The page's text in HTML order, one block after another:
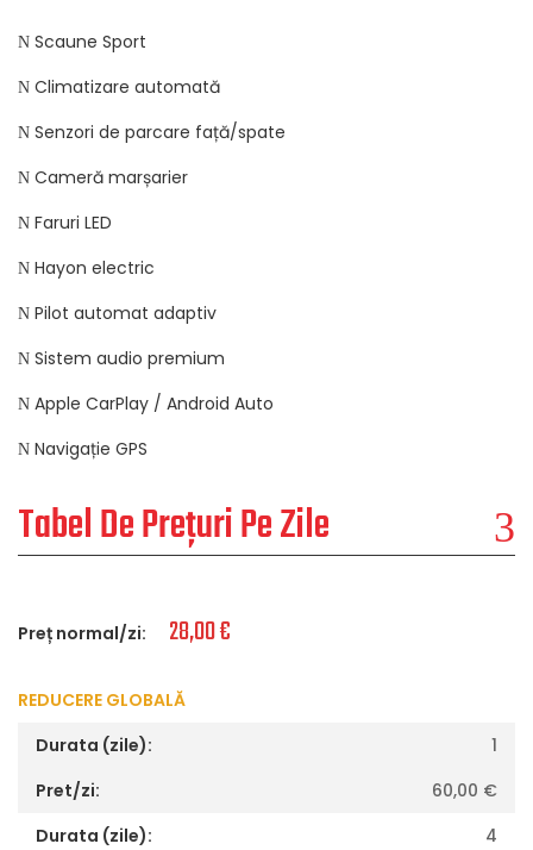
Scaune Sport
Climatizare automată
Senzori de parcare față/spate
Cameră marșarier
Faruri LED
Hayon electric
Pilot automat adaptiv
Sistem audio premium
Apple CarPlay / Android Auto
Navigație GPS
Tabel De Prețuri Pe Zile
Preț normal/zi: 28,00€
REDUCERE GLOBALĂ
1
60,00 €
4